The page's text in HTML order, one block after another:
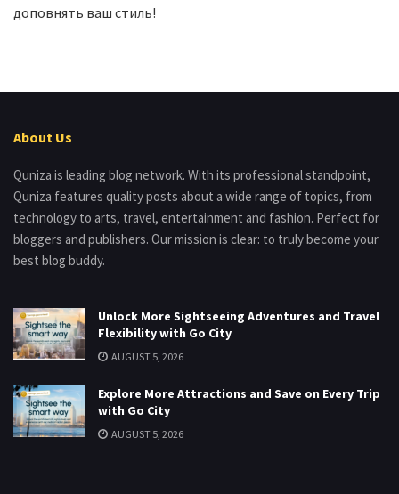
доповнять ваш стиль!
About Us
Quniza is leading blog network. With its professional standpoint,
Quniza features quality posts about a wide range of topics, from
technology to arts, travel, entertainment and fashion. Perfect for
bloggers and publishers. Our mission is clear: to truly become your
best blog buddy.
Unlock More Sightseeing Adventures and Travel
Flexibility with Go City
AUGUST 5, 2026
Explore More Attractions and Save on Every Trip
with Go City
AUGUST 5, 2026